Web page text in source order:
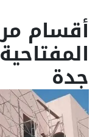
أقسام
جدة